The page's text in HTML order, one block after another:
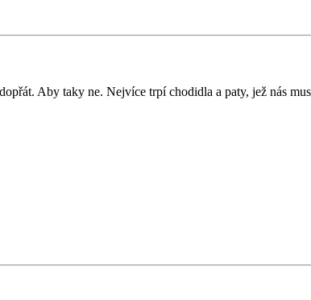
Aby taky ne. Nejvíce trpí chodidla a paty, jež nás